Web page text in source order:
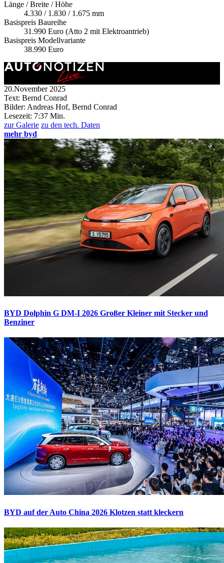
Länge / Breite / Höhe
4.330 / 1.830 / 1.675 mm
Basispreis Baureihe
31.990 Euro (Atto 2 mit Elektroantrieb)
Basispreis Modellvariante
38.990 Euro
20.November 2025
Text: Bernd Conrad
Bilder: Andreas Hof, Bernd Conrad
Lesezeit: 7:37 Min.
zur Galerie zu den tech. Daten
mehr byd
BYD Dolphin G DM-I 2026 Großer Kleiner mit Stecker und
Benziner
BYD auf der Auto China 2026 Klotzen statt kleckern